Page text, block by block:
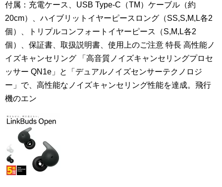
付属：充電ケース、USB Type-C（TM）ケーブル（約
20cm）、ハイブリットイヤーピースロング（SS,S,M,L各2
個）、トリプルコンフォートイヤーピース（S,M,L各2
個）、保証書、取扱説明書、使用上のご注意 特長 高性能ノ
イズキャンセリング 「高音質ノイズキャンセリングプロセ
ッサー QN1e」と「デュアルノイズセンサーテクノロジ
ー」で、高性能なノイズキャンセリング性能を達成。飛行
機のエン